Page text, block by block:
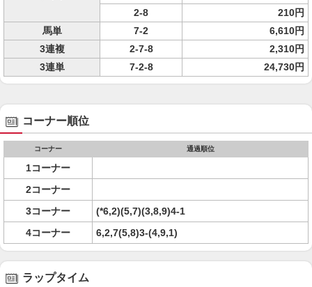
2-8
210円
馬単
7-2
6,610円
3連複
2-7-8
2,310円
3連単
7-2-8 24,730円
コーナー順位
コーナー 通過順位
1コーナー
2コーナー
3コーナー
(*6,2)(5,7)(3,8,9)4-1
4コーナー
6,2,7(5,8)3-(4,9,1)
ラップタイム